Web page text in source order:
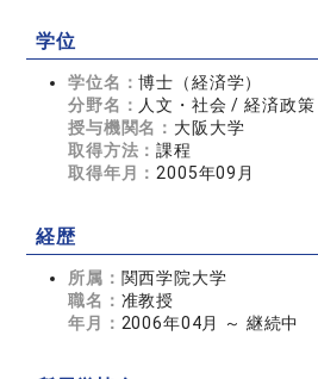
学位
学位名：博士（経済学）
分野名： 人文・社会 / 経済政策
授与機関名： 大阪大学
取得方法：課程
取得年月： 2005年09月
経歴
所属： 関西学院大学
職名： 准教授
年月： 2006年04月 ～ 継続中